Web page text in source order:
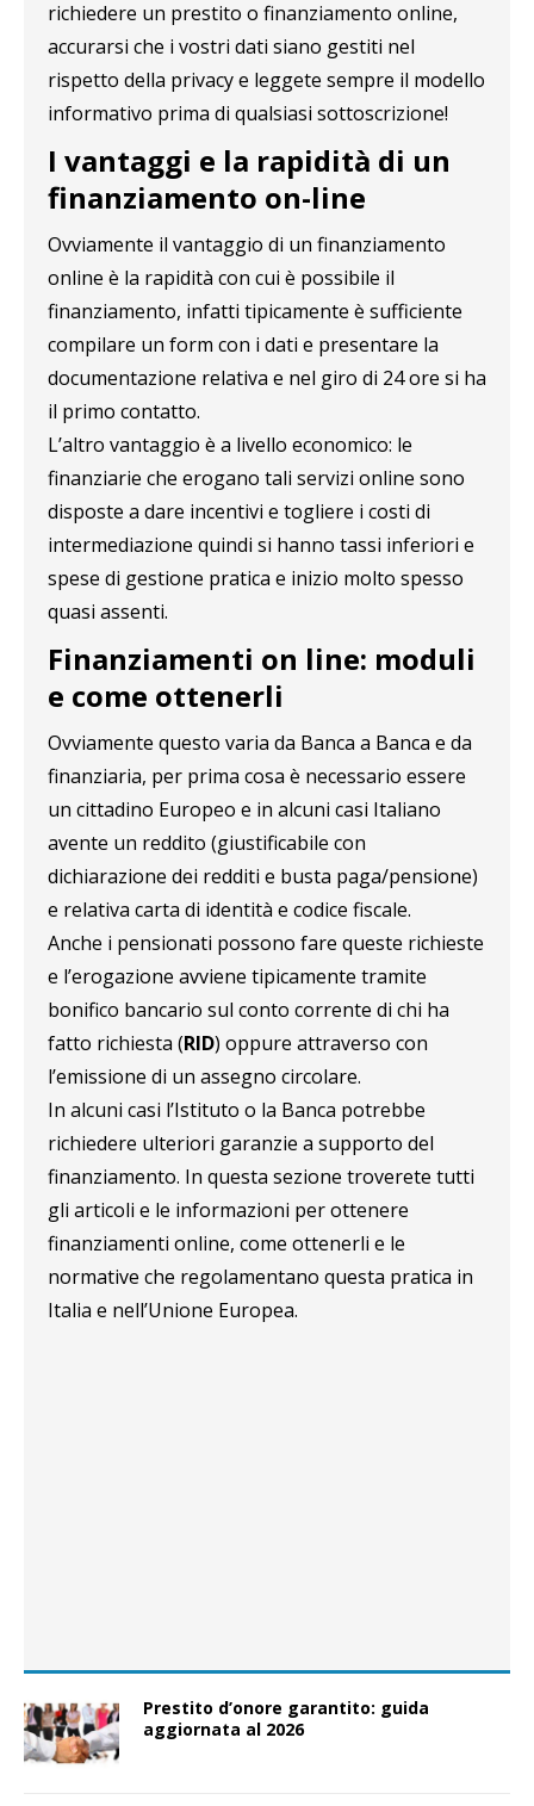
richiedere un prestito o finanziamento online,
accurarsi che i vostri dati siano gestiti nel
rispetto della privacy e leggete sempre il modello
informativo prima di qualsiasi sottoscrizione!
I vantaggi e la rapidità di un
finanziamento on-line
Ovviamente il vantaggio di un finanziamento
online è la rapidità con cui è possibile il
finanziamento, infatti tipicamente è sufficiente
compilare un form con i dati e presentare la
documentazione relativa e nel giro di 24 ore si ha
il primo contatto.
L’altro vantaggio è a livello economico: le
finanziarie che erogano tali servizi online sono
disposte a dare incentivi e togliere i costi di
intermediazione quindi si hanno tassi inferiori e
spese di gestione pratica e inizio molto spesso
quasi assenti.
Finanziamenti on line: moduli
e come ottenerli
Ovviamente questo varia da Banca a Banca e da
finanziaria, per prima cosa è necessario essere
un cittadino Europeo e in alcuni casi Italiano
avente un reddito (giustificabile con
dichiarazione dei redditi e busta paga/pensione)
e relativa carta di identità e codice fiscale.
Anche i pensionati possono fare queste richieste
e l’erogazione avviene tipicamente tramite
bonifico bancario sul conto corrente di chi ha
fatto richiesta (RID) oppure attraverso con
l’emissione di un assegno circolare.
In alcuni casi l’Istituto o la Banca potrebbe
richiedere ulteriori garanzie a supporto del
finanziamento. In questa sezione troverete tutti
gli articoli e le informazioni per ottenere
finanziamenti online, come ottenerli e le
normative che regolamentano questa pratica in
Italia e nell’Unione Europea.
Prestito d’onore garantito: guida
aggiornata al 2026